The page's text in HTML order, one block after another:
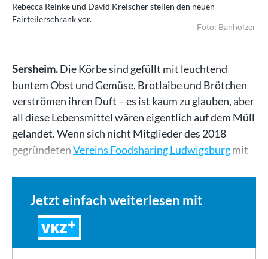
Rebecca Reinke und David Kreischer stellen den neuen
Fairteilerschrank vor.
Foto: Banholzer
Sersheim.Die Körbe sind gefüllt mit leuchtend
buntem Obst und Gemüse, Brotlaibe und Brötchen
verströmen ihren Duft – es ist kaum zu glauben, aber
all diese Lebensmittel wären eigentlich auf dem Müll
gelandet. Wenn sich nicht Mitglieder des 2018
gegründetenVereins Foodsharing Ludwigsburgmit
Jetzt einfach weiterlesen mit
VKZ